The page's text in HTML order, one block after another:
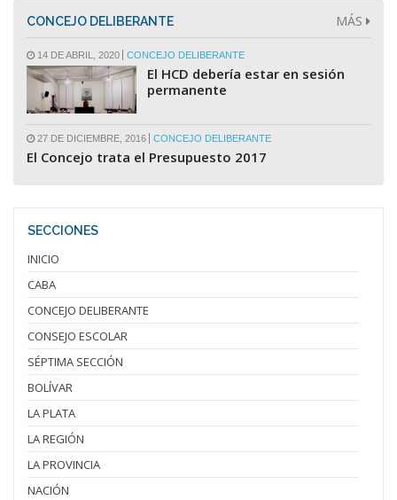
CONCEJO DELIBERANTE MÁS
14 DE ABRIL, 2020 CONCEJO DELIBERANTE
El HCD debería estar en sesión
permanente
27 DE DICIEMBRE, 2016 CONCEJO DELIBERANTE
El Concejo trata el Presupuesto 2017
SECCIONES
INICIO
CABA
CONCEJO DELIBERANTE
CONSEJO ESCOLAR
SÉPTIMA SECCIÓN
BOLÍVAR
LA PLATA
LA REGIÓN
LA PROVINCIA
NACIÓN